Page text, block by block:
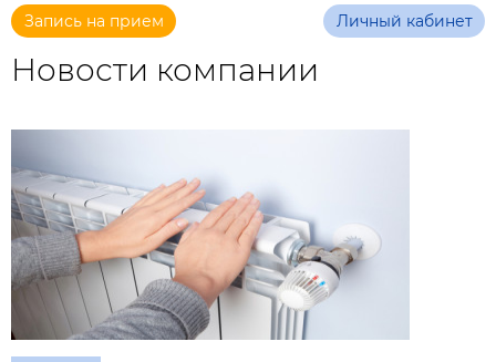
Запись на прием Личный кабинет
Новости компании